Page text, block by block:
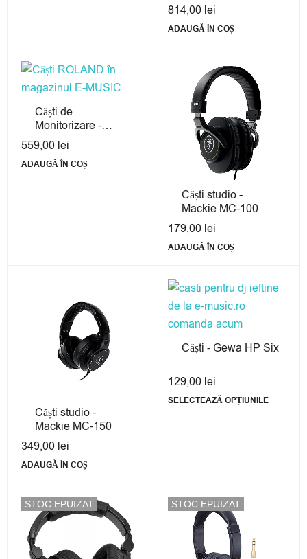
814,00 lei
ADAUGĂ ÎN COȘ
Căști de
Monitorizare -
Roland RH200S
559,00 lei
ADAUGĂ ÎN COȘ
Căști studio -
Mackie MC-100
179,00 lei
ADAUGĂ ÎN COȘ
Căști studio -
Mackie MC-150
349,00 lei
ADAUGĂ ÎN COȘ
Căști - Gewa HP Six
129,00 lei
SELECTEAZĂ OPȚIUNILE
STOC EPUIZAT STOC EPUIZAT